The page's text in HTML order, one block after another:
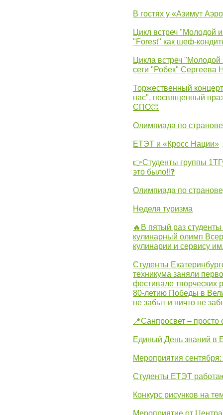
В гостях у «Азимут
Цикл встреч "Молодой
"Forest" как шеф-
Цикла встреч
сети "Робек" Сергеева
Торжественный
нас", посвященный
СПО👏
Олимпиада по
ЕТЭТ и «Кросс Нации»
👉Студенты группы
это было‼❓
Олимпиада по
Неделя туризма
🔥В пятый раз
кулинарный олимп
кулинарии и сервису
Студенты
техникума заняли
фестивале
80-летию Победы в
не забыт и ничто не
📍Санпросвет –
Единый День знаний в
Мероприятия
Студенты ЕТЭТ
Конкурс рисунков на
Мероприятие от